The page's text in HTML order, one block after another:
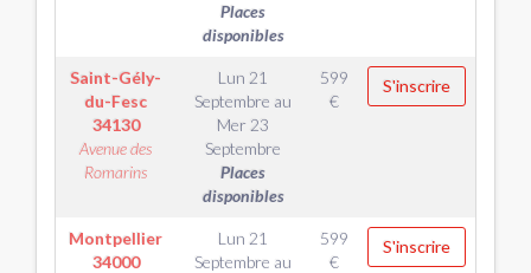
Places
disponibles
Saint-Gély-
du-Fesc
34130
Avenue des
Romarins
Lun 21
Septembre au
Mer 23
Septembre
Places
disponibles
599
€
S'inscrire
Montpellier
34000
Lun 21
Septembre au
599
€
S'inscrire